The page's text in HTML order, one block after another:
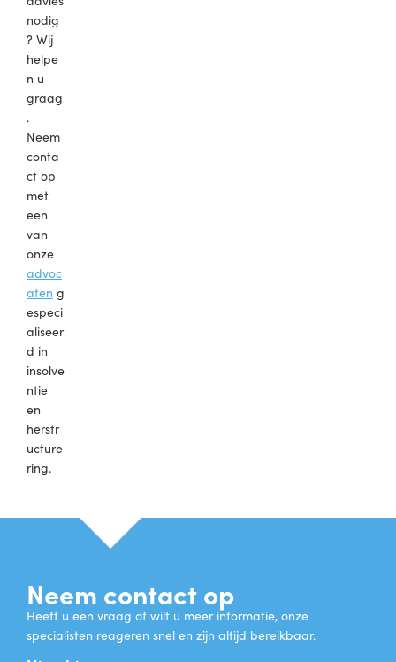
nodig
? Wij
helpe
n u
graag
.
Neem
conta
ct op
met
een
van
onze
advoc
aten g
especi
aliseer
d in
insolve
ntie
en
herstr
ucture
ring.
Neem contact op
Heeft u een vraag of wilt u meer informatie, onze
specialisten reageren snel en zijn altijd bereikbaar.